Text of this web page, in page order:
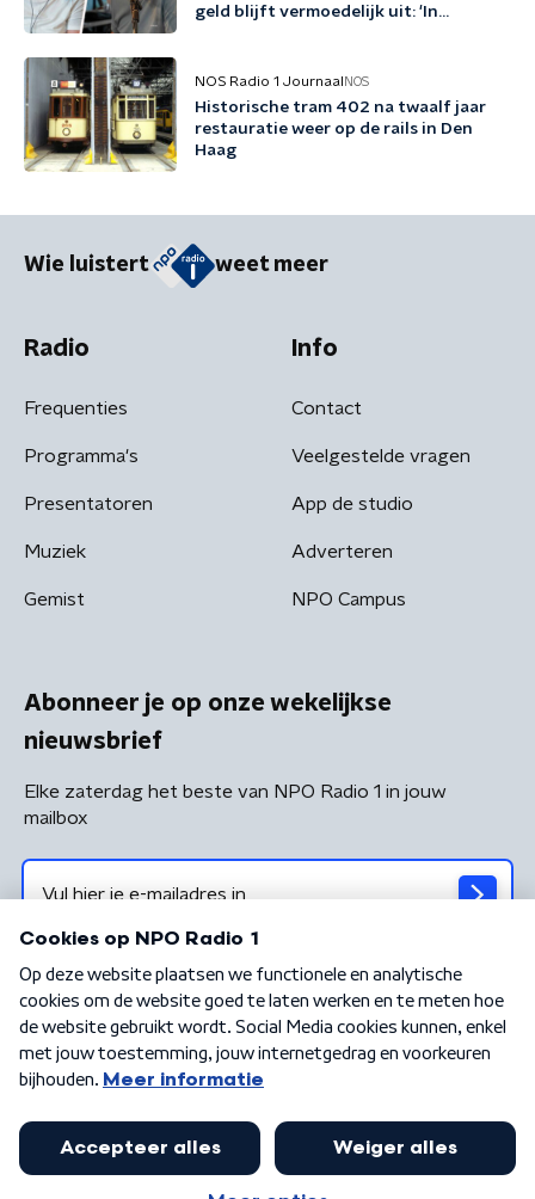
geld blijft vermoedelijk uit: 'In
NOS Radio 1 Journaal NOS
Historische tram 402 na twaalf jaar
restauratie weer op de rails in Den
Haag
Wie luistert weet meer
Radio
Frequenties
Programma's
Presentatoren
Muziek
Gemist
Info
Contact
Veelgestelde vragen
App de studio
Adverteren
NPO Campus
Abonneer je op onze wekelijkse
nieuwsbrief
Elke zaterdag het beste van NPO Radio 1 in jouw
mailbox
Algemene voorwaarden